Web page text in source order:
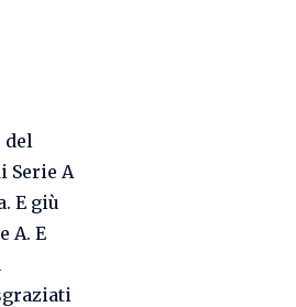
del
Serie A
E giù
A. E